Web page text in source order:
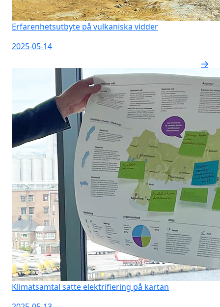
Erfarenhetsutbyte på vulkaniska vidder
2025-05-14
Klimatsamtal satte elektrifiering på kartan